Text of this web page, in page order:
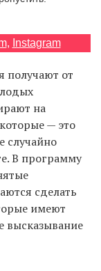
, Instagram
получают от
на
— это
случайно
В программу
сделать
имеют
высказывание